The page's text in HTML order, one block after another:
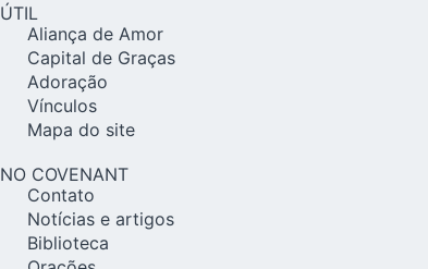
ÚTIL
Aliança de Amor
Capital de Graças
Adoração
Vínculos
Mapa do site
NO COVENANT
Contato
Notícias e artigos
Biblioteca